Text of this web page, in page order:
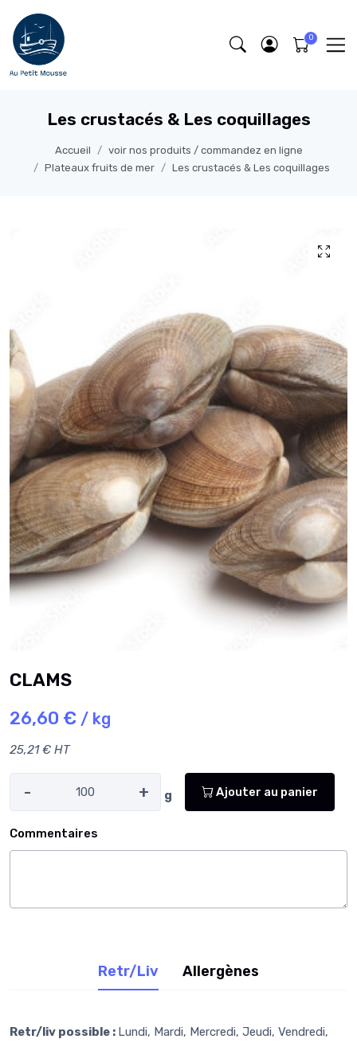
Les crustacés & Les coquillages
Accueil
voir nos produits / commandez en ligne
Plateaux fruits de mer
Les crustacés & Les coquillages
CLAMS
26,60 € / kg
25,21 € HT
- + g Ajouter au panier
Commentaires
Retr/Liv Allergènes
Retr/liv possible : Lundi, Mardi, Mercredi, Jeudi, Vendredi,